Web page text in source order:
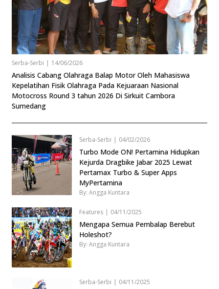
Serba-Serbi | 14/06/2026
Analisis Cabang Olahraga Balap Motor Oleh Mahasiswa
Kepelatihan Fisik Olahraga Pada Kejuaraan Nasional
Motocross Round 3 tahun 2026 Di Sirkuit Cambora
Sumedang
Serba-Serbi | 04/02/2026
Turbo Mode ON! Pertamina Hidupkan
Kejurda Dragbike Jabar 2025 Lewat
Pertamax Turbo & Super Apps
MyPertamina
By: Angga Kuntara
Features | 04/11/2025
Mengapa Semua Pembalap Berebut
Holeshot?
By: Angga Kuntara
Serba-Serbi | 04/11/2025